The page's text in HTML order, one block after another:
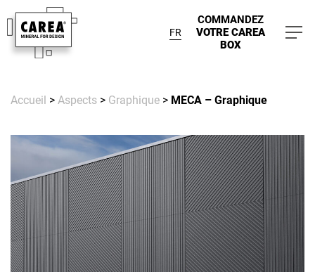
FR
COMMANDEZ
VOTRE CAREA
BOX
Accueil > Aspects > Graphique > MECA – Graphique